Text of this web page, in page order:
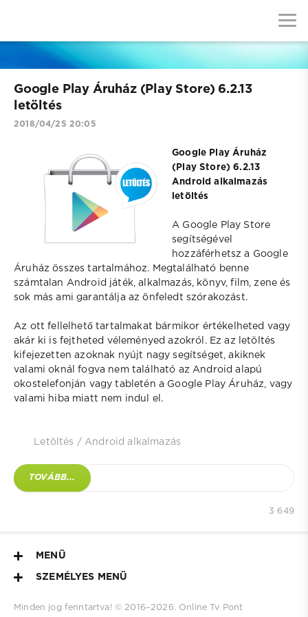
Google Play Áruház (Play Store) 6.2.13
letöltés
2018/04/25 20:05
Google Play Áruház
(Play Store) 6.2.13
Android alkalmazás
letöltés
A Google Play Store
segítségével
hozzáférhetsz a Google
Áruház összes tartalmához. Megtalálható benne
számtalan Android játék, alkalmazás, könyv, film, zene és
sok más ami garantálja az önfeledt szórakozást.
Az ott fellelhető tartalmakat bármikor értékelheted vagy
akár ki is fejtheted véleményed azokról. Ez az letöltés
kifejezetten azoknak nyújt nagy segítséget, akiknek
valami oknál fogva nem található az Android alapú
okostelefonján vagy tabletén a Google Play Áruház, vagy
valami hiba miatt nem indul el.
Letöltés / Android alkalmazás
TOVÁBB...
3 649
MENÜ
SZEMÉLYES MENÜ
Minden jog fenntartva! © 2016–2026. Online Tv Pont